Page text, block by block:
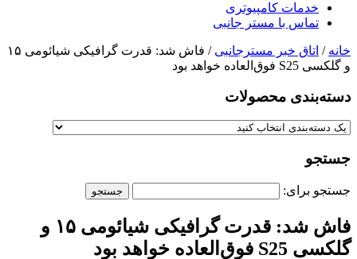
خدمات کامپیوتری
تماس با مستر جانبی
خانه / اتاق خبر مسترجانبی
/ فاش شد: قدرت گرافیکی شیائومی ۱۵
و گلکسی S25 فوق‌العاده خواهد بود
دسته‌بندی‌ محصولات
جستجو
جستجو برای:
فاش شد: قدرت گرافیکی شیائومی ۱۵ و
گلکسی S25 فوق‌العاده خواهد بود